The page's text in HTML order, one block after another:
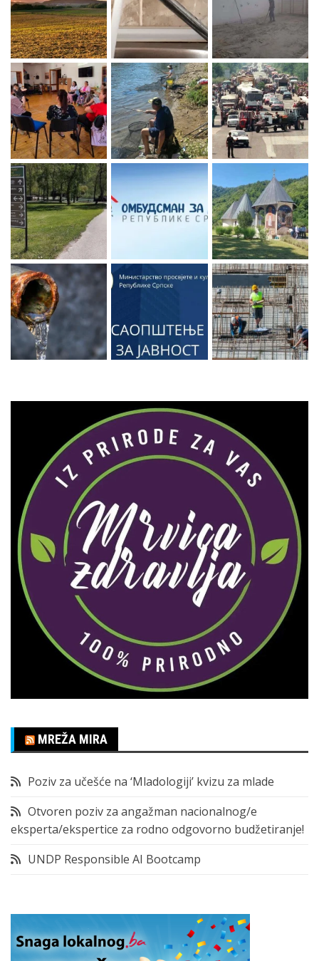
MREŽA MIRA
Poziv za učešće na ‘Mladologiji’ kvizu za mlade
Otvoren poziv za angažman nacionalnog/e
eksperta/ekspertice za rodno odgovorno budžetiranje!
UNDP Responsible AI Bootcamp